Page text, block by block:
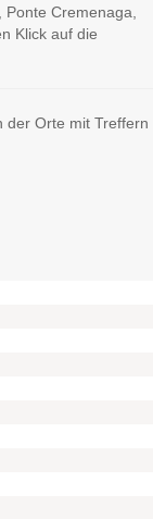
Cremenaga,
Klick auf die
der Orte mit Treffern